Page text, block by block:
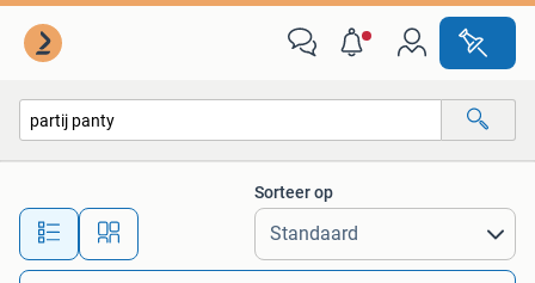
Alle afstanden…
Sorteer op